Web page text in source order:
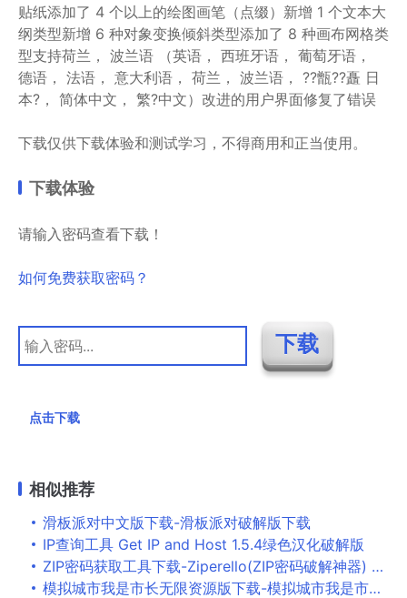
贴纸添加了 4 个以上的绘图画笔（点缀）新增 1 个文本大
纲类型新增 6 种对象变换倾斜类型添加了 8 种画布网格类
型支持荷兰， 波兰语 （英语， 西班牙语， 葡萄牙语，
德语， 法语， 意大利语， 荷兰， 波兰语， ??甑??矗 日
本?， 简体中文， 繁?中文）改进的用户界面修复了错误
下载仅供下载体验和测试学习，不得商用和正当使用。
下载体验
请输入密码查看下载！
如何免费获取密码？
点击下载
相似推荐
滑板派对中文版下载-滑板派对破解版下载
IP查询工具 Get IP and Host 1.5.4绿色汉化破解版
ZIP密码获取工具下载-Ziperello(ZIP密码破解神器) v2.1.5绿色汉化版下载
模拟城市我是市长无限资源版下载-模拟城市我是市长2021破解版下载v0.75.21